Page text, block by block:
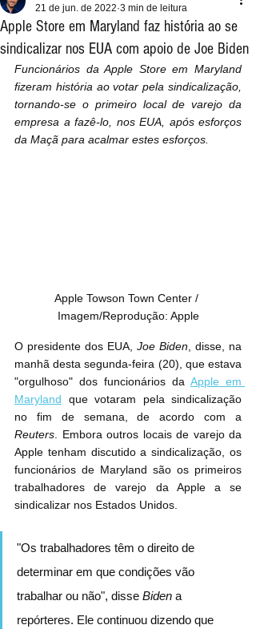
Apple Store em Maryland faz história ao se
sindicalizar nos EUA com apoio de Joe Biden
21 de jun. de 2022 3 min de leitura
Funcionários da Apple Store em Maryland
fizeram história ao votar pela sindicalização,
tornando-se o primeiro local de varejo da
empresa a fazê-lo, nos EUA, após esforços
da Maçã para acalmar estes esforços.
Apple Towson Town Center /
Imagem/Reprodução: Apple
O presidente dos EUA, Joe Biden , disse, na
manhã desta segunda-feira (20), que estava
"orgulhoso" dos funcionários da Apple em
Maryland que votaram pela sindicalização
Reuters . Embora outros locais de varejo da
Apple tenham discutido a sindicalização, os
funcionários de Maryland são os primeiros
trabalhadores de varejo da Apple a se
sindicalizar nos Estados Unidos.
"Os trabalhadores têm o direito de
determinar em que condições vão
trabalhar ou não", disse Biden a
repórteres. Ele continuou dizendo que